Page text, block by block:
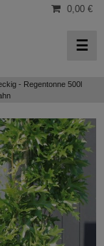
0,00 €
☰
- Regentonne 500l